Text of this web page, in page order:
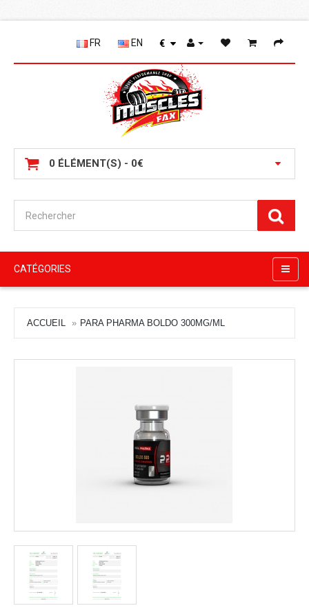
FR EN €
0 ÉLÉMENT(S) - 0€
CATÉGORIES
ACCUEIL PARA PHARMA BOLDO 300MG/ML